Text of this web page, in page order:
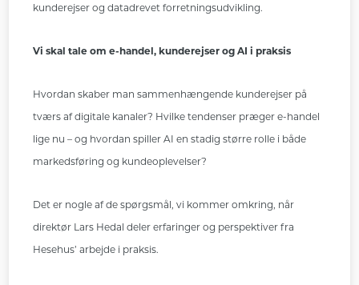
kunderejser og datadrevet forretningsudvikling.
Vi skal tale om e-handel, kunderejser og AI i praksis
Hvordan skaber man sammenhængende kunderejser på
tværs af digitale kanaler? Hvilke tendenser præger e-handel
lige nu – og hvordan spiller AI en stadig større rolle i både
markedsføring og kundeoplevelser?
Det er nogle af de spørgsmål, vi kommer omkring, når
direktør Lars Hedal deler erfaringer og perspektiver fra
Hesehus’ arbejde i praksis.